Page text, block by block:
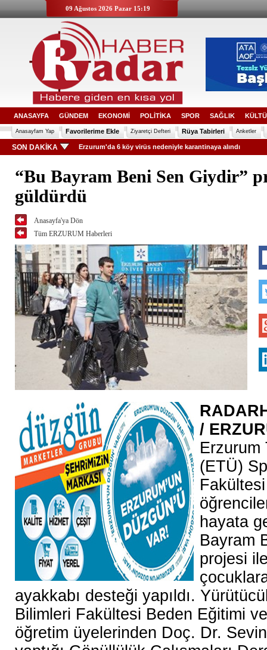
09 Ağustos 2026 Pazar 15:19
ANASAYFA GÜNDEM EKONOMİ POLİTİKA SPOR SAĞLIK
Anasayfam Yap Favorilerime Ekle Ziyaretçi Defteri Rüya Tabirleri Anketler
SON DAKİKA Erzurum'da 6 köy virüs nedeniyle karantinaya alındı
“Bu Bayram Beni Sen Giydir”
güldürdü
Anasayfa'ya Dön
Tüm ERZURUM Haberleri
/
Erzurum
(ETÜ)
hayata
Bayram
projesi
ayakkabı desteği yapıldı.
Bilimleri Fakültesi Beden Eğitimi
öğretim üyelerinden Doç. Dr.